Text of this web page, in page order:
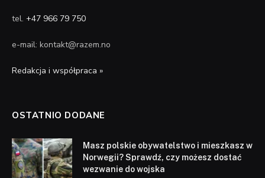
tel. +47 966 79 750
e-mail: kontakt@razem.no
Redakcja i współpraca »
OSTATNIO DODANE
Masz polskie obywatelstwo i mieszkasz w
Norwegii? Sprawdź, czy możesz dostać
wezwanie do wojska